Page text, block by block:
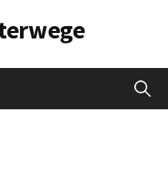
Suchen